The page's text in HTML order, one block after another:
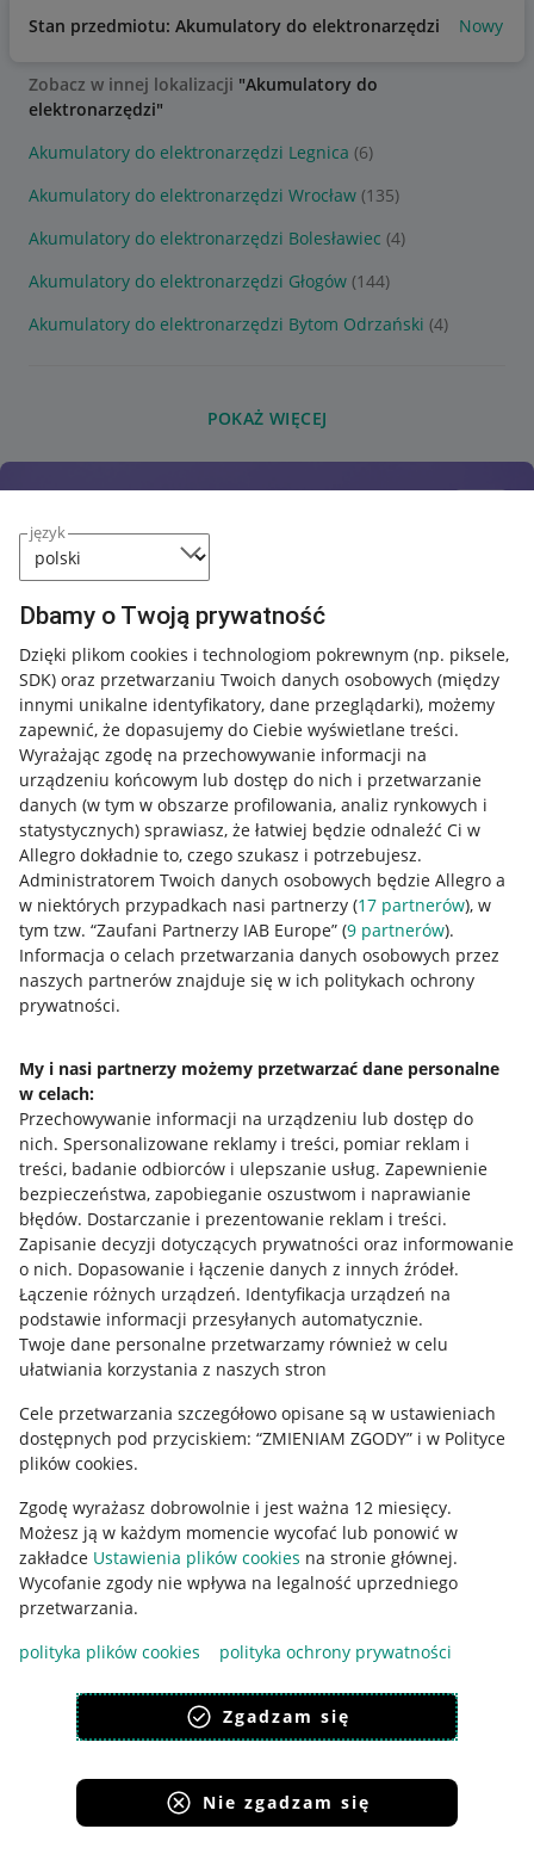
język
Dbamy o Twoją prywatność
Dzięki plikom cookies i technologiom pokrewnym (np. piksele,
SDK) oraz przetwarzaniu Twoich danych osobowych (między
innymi unikalne identyfikatory, dane przeglądarki), możemy
zapewnić, że dopasujemy do Ciebie wyświetlane treści.
Wyrażając zgodę na przechowywanie informacji na
urządzeniu końcowym lub dostęp do nich i przetwarzanie
danych (w tym w obszarze profilowania, analiz rynkowych i
statystycznych) sprawiasz, że łatwiej będzie odnaleźć Ci w
Allegro dokładnie to, czego szukasz i potrzebujesz.
Administratorem Twoich danych osobowych będzie Allegro a
w niektórych przypadkach nasi partnerzy (17 partnerów), w
tym tzw. “Zaufani Partnerzy IAB Europe” (9 partnerów).
Informacja o celach przetwarzania danych osobowych przez
naszych partnerów znajduje się w ich politykach ochrony
prywatności.
My i nasi partnerzy możemy przetwarzać dane personalne
w celach:
Przechowywanie informacji na urządzeniu lub dostęp do
nich. Spersonalizowane reklamy i treści, pomiar reklam i
treści, badanie odbiorców i ulepszanie usług. Zapewnienie
bezpieczeństwa, zapobieganie oszustwom i naprawianie
błędów. Dostarczanie i prezentowanie reklam i treści.
Zapisanie decyzji dotyczących prywatności oraz informowanie
o nich. Dopasowanie i łączenie danych z innych źródeł.
Łączenie różnych urządzeń. Identyfikacja urządzeń na
podstawie informacji przesyłanych automatycznie.
Twoje dane personalne przetwarzamy również w celu
ułatwiania korzystania z naszych stron
Cele przetwarzania szczegółowo opisane są w ustawieniach
dostępnych pod przyciskiem: “ZMIENIAM ZGODY” i w Polityce
plików cookies.
Zgodę wyrażasz dobrowolnie i jest ważna 12 miesięcy.
Możesz ją w każdym momencie wycofać lub ponowić w
zakładce Ustawienia plików cookies na stronie głównej.
Wycofanie zgody nie wpływa na legalność uprzedniego
przetwarzania.
polityka plików cookies
polityka ochrony prywatności
Zgadzam się
Nie zgadzam się
Stan przedmiotu: Akumulatory do elektronarzędzi Nowy
Zobacz w innej lokalizacji "Akumulatory do
elektronarzędzi"
Akumulatory do elektronarzędzi Legnica (6)
Akumulatory do elektronarzędzi Wrocław (135)
Akumulatory do elektronarzędzi Bolesławiec (4)
Akumulatory do elektronarzędzi Głogów (144)
Akumulatory do elektronarzędzi Bytom Odrzański (4)
POKAŻ WIĘCEJ
Przydatne informacje
Jak to działa
Allegro Gadane dla sprzedających
Allegro Gadane dla kupujących
Mapa miejscowości
Informacje prawne
Regulamin
Polityka plików "cookies"
Ustawienia plików "cookies"
Udostępnianie lokalizacji
Informacje dla Aktu o Usługach Cyfrowych
Pobierz aplikację
Korzystanie z serwisu oznacza akceptacjęregulaminu